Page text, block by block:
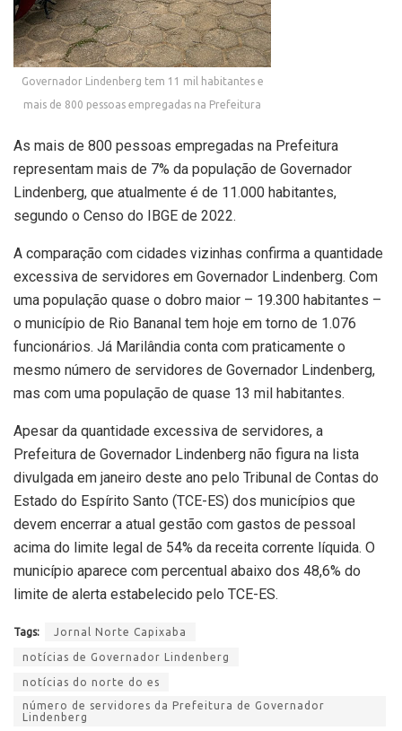
Governador Lindenberg tem 11 mil habitantes e
mais de 800 pessoas empregadas na Prefeitura
As mais de 800 pessoas empregadas na Prefeitura
representam mais de 7% da população de Governador
Lindenberg, que atualmente é de 11.000 habitantes,
segundo o Censo do IBGE de 2022.
A comparação com cidades vizinhas confirma a quantidade
excessiva de servidores em Governador Lindenberg. Com
uma população quase o dobro maior – 19.300 habitantes –
o município de Rio Bananal tem hoje em torno de 1.076
funcionários. Já Marilândia conta com praticamente o
mesmo número de servidores de Governador Lindenberg,
mas com uma população de quase 13 mil habitantes.
Apesar da quantidade excessiva de servidores, a
Prefeitura de Governador Lindenberg não figura na lista
divulgada em janeiro deste ano pelo Tribunal de Contas do
Estado do Espírito Santo (TCE-ES) dos municípios que
devem encerrar a atual gestão com gastos de pessoal
acima do limite legal de 54% da receita corrente líquida. O
município aparece com percentual abaixo dos 48,6% do
limite de alerta estabelecido pelo TCE-ES.
Tags: Jornal Norte Capixaba
notícias de Governador Lindenberg
notícias do norte do es
número de servidores da Prefeitura de Governador
Lindenberg